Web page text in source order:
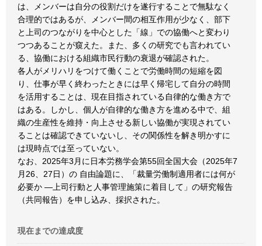
は、メンバーは自分の役割だけを遂行することで無駄なく
合理的ではあるが、メンバー間の相互作用が少なく、部下
と上司のつながりを中心とした「線」での協働へと変わり
つつあることが窺えた。また、多くの研究でも言われてい
る、協働における組織市民行動の衰退が確認された。
各人がメリハリをつけて働くことで労働時間の短縮を図
り、仕事が早く終わったときには早く帰宅して自分の時間
を活用することは、現在目指されている自律的な働き方で
はある。しかし、個人が自律的な働き方を進める中で、組
織の生産性を維持・向上させる新しい協働が実現されてい
ることは確認できていないし、その関係性を解き明かすに
は現時点では至っていない。
なお、2025年3月に日本労務学会第55回全国大会（2025年7
月26、27日）の 自由論題に、「裁量労働制適用者には何が
必要か ―上司行動と人事管理施策に着目して」の研究報告
（共同報告）を申し込み、採択された。
現在までの達成度